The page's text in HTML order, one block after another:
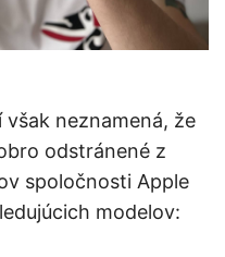
neznamená, že
odstránené z
spoločnosti Apple
modelov: